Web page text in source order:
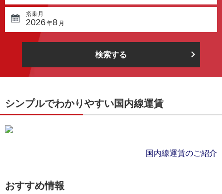
搭乗月
2026年8 月
検索する
シンプルでわかりやすい国内線運賃
国内線運賃のご紹介
おすすめ情報